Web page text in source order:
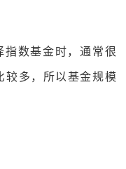
指数基金时，通常很
较多，所以基金规模